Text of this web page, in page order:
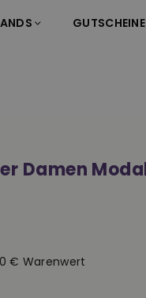
GUTSCHEINE
Damen
€ Warenwert